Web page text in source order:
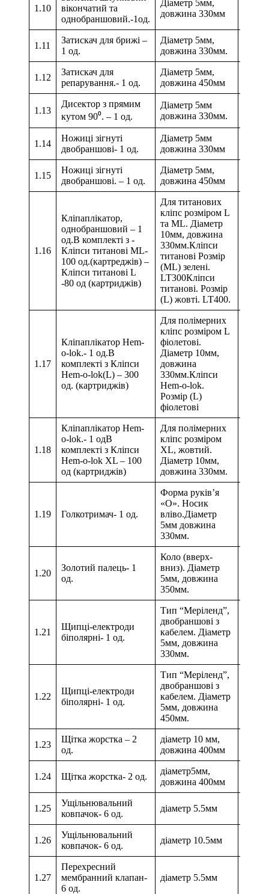
1.10
вікончатий та
однобраншовий.-1од.
Діаметр 5мм,
довжина 330мм
1.11
Затискач для брижі –
1 од.
Діаметр 5мм,
довжина 330мм.
1.12
Затискач для
репарування.- 1 од.
Діаметр 5мм,
довжина 450мм
1.13
Дисектор з прямим
кутом 90⁰. – 1 од.
Діаметр 5мм
довжина 330мм.
1.14
Ножиці зігнуті
двобраншові- 1 од.
Діаметр 5мм
довжина 330мм
1.15
Ножиці зігнуті
двобраншові. – 1 од.
Діаметр 5мм,
довжина 450мм
1.16
Кліпаплікатор,
однобраншовий – 1
од.В комплекті з -
Кліпси титанові ML-
100 од.(картреджів) –
Кліпси титанові L
-80 од (картриджів)
Для титанових
кліпс розміром L
та ML. Діаметр
10мм, довжина
330мм.Кліпси
титанові Розмір
(ML) зелені.
LT300Кліпси
титанові. Розмір
(L) жовті. LT400.
1.17
Кліпаплікатор Hem-
o-lok.- 1 од.В
комплекті з Кліпси
Hem-o-lok(L) – 300
од. (картриджів)
Для полімерних
кліпс розміром L
фіолетові.
Діаметр 10мм,
довжина
330мм.Кліпси
Hem-o-lok.
Розмір (L)
фіолетові
1.18
Кліпаплікатор Hem-
o-lok.- 1 одВ
комплекті з Кліпси
Hem-o-lok XL – 100
од (картриджів)
Для полімерних
кліпс розміром
XL, жовтий.
Діаметр 10мм,
довжина 330мм.
1.19 Голкотримач- 1 од.
Форма руків’я
«О». Носик
вліво.Діаметр
5мм довжина
330мм.
1.20
Золотий палець- 1
од.
Коло (вверх-
вниз). Діаметр
5мм, довжина
350мм.
1.21
Щипці-електроди
біполярні- 1 од.
Тип “Меріленд”,
двобраншові з
кабелем. Діаметр
5мм, довжина
330мм.
1.22
Щипці-електроди
біполярні- 1 од.
Тип “Меріленд”,
двобраншові з
кабелем. Діаметр
5мм, довжина
450мм.
1.23
Щітка жорстка – 2
од.
діаметр 10 мм,
довжина 400мм
1.24 Щітка жорстка- 2 од.
діаметр5мм,
довжина 400мм
1.25
Ущільнювальний
ковпачок- 6 од.
діаметр 5.5мм
1.26
Ущільнювальний
ковпачок- 6 од.
діаметр 10.5мм
1.27
Перехресний
мембранний клапан-
6 од.
діаметр 5.5мм